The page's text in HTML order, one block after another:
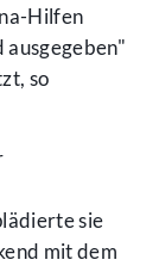
Hilfen
so
sie
mit dem